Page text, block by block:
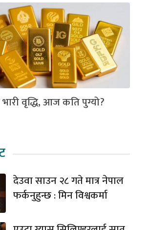
वृद्धि, आज कति पुग्यो?
देउवा साउन २८ गते मात्र नेपाल
फर्कनुहुन्छ : मिन विश्वकर्मा